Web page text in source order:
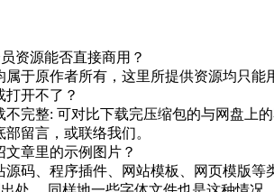
资源能否直接商用？
属于原作者所有，这里所提供资源均只
打开不了？
不完整: 可对比下载完压缩包的与网盘上
留言，或联络我们。
章里的示例图片？
源码、程序插件、网站模板、网页模版